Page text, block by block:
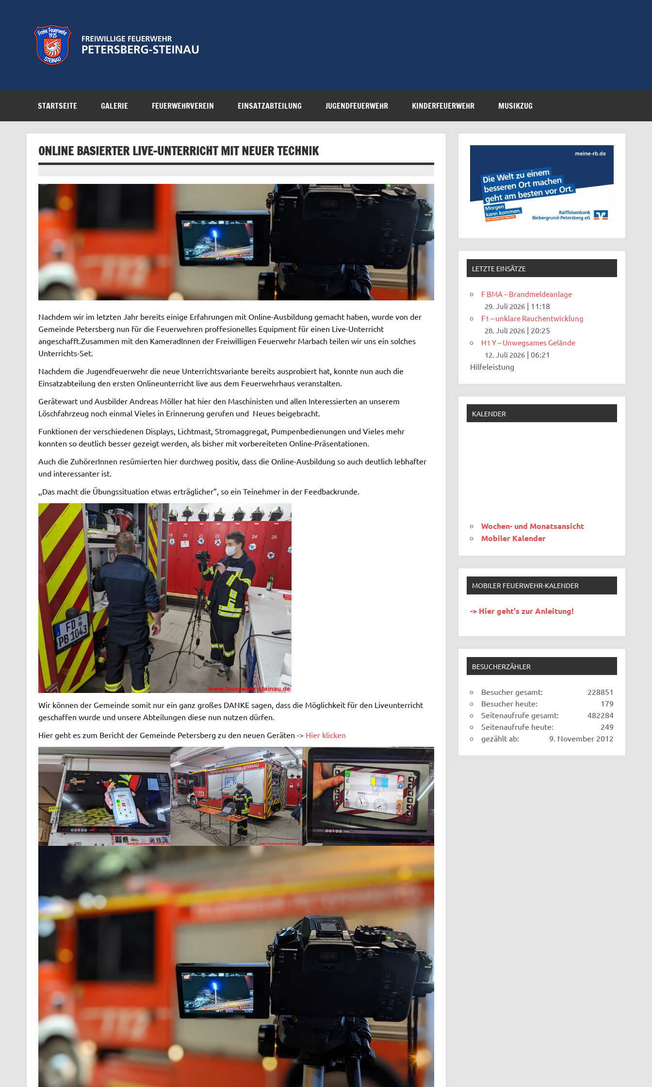
STARTSEITE GALERIE FEUERWEHRVEREIN EINSATZABTEILUNG JUGENDFEUERWEHR KINDERFEUERWEHR MUSIKZUG
ONLINE BASIERTER LIVE-UNTERRICHT MIT NEUER TECHNIK
Nachdem wir im letzten Jahr bereits einige Erfahrungen mit Online-Ausbildung gemacht haben, wurde von der
Gemeinde Petersberg nun für die Feuerwehren proffesionelles Equipment für einen Live-Unterricht
angeschafft. Zusammen mit den KameradInnen der Freiwilligen Feuerwehr Marbach teilen wir uns ein solches
Unterrichts-Set.
Nachdem die Jugendfeuerwehr die neue Unterrichtsvariante bereits ausprobiert hat, konnte nun auch die
Einsatzabteilung den ersten Onlineunterricht live aus dem Feuerwehrhaus veranstalten.
Gerätewart und Ausbilder Andreas Möller hat hier den Maschinisten und allen Interessierten an unserem
Löschfahrzeug noch einmal Vieles in Erinnerung gerufen und Neues beigebracht.
Funktionen der verschiedenen Displays, Lichtmast, Stromaggregat, Pumpenbedienungen und Vieles mehr
konnten so deutlich besser gezeigt werden, als bisher mit vorbereiteten Online-Präsentationen.
Auch die ZuhörerInnen resümierten hier durchweg positiv, dass die Online-Ausbildung so auch deutlich lebhafter
und interessanter ist.
,,Das macht die Übungssituation etwas erträglicher”, so ein Teinehmer in der Feedbackrunde.
Wir können der Gemeinde somit nur ein ganz großes DANKE sagen, dass die Möglichkeit für den Liveunterricht
geschaffen wurde und unsere Abteilungen diese nun nutzen dürfen.
Hier geht es zum Bericht der Gemeinde Petersberg zu den neuen Geräten -> Hier klicken
LETZTE EINSÄTZE
F BMA – Brandmeldeanlage
29. Juli 2026 | 11:18
F1 – unklare Rauchentwicklung
28. Juli 2026 | 20:25
H1 Y – Unwegsames Gelände
12. Juli 2026 |06:21
Hilfeleistung
KALENDER
Wochen- und Monatsansicht
Mobiler Kalender
MOBILER FEUERWEHR-KALENDER
-> Hier geht's zur Anleitung!
BESUCHERZÄHLER
228851
Besucher gesamt:
179
Besucher heute:
482284
Seitenaufrufe gesamt:
249
Seitenaufrufe heute:
9. November 2012
gezählt ab: